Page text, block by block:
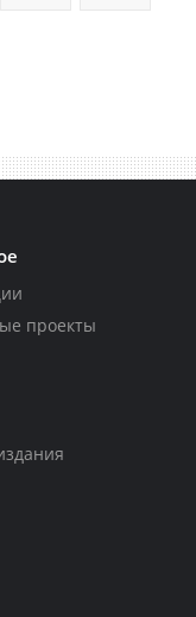
проекты